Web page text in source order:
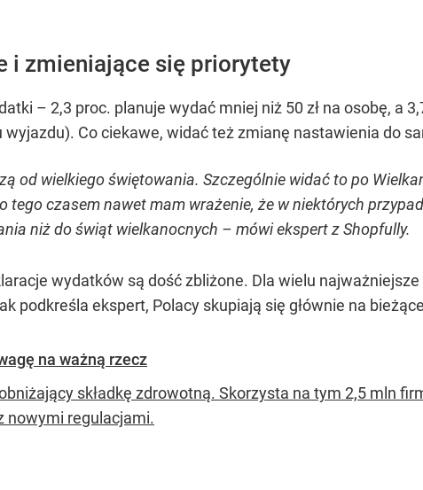
i zmieniające się priorytety
– 2,3 proc. planuje wydać mniej niż 50 zł na osobę, a
Co ciekawe, widać też zmianę nastawienia do
od wielkiego świętowania. Szczególnie widać to po
tego czasem nawet mam wrażenie, że w niektórych
niż do świąt wielkanocnych – mówi ekspert z Shopfully.
wydatków są dość zbliżone. Dla wielu
podkreśla ekspert, Polacy skupiają się głównie na
na ważną rzecz
składkę zdrowotną. Skorzysta na tym 2,5 mln
nowymi regulacjami.